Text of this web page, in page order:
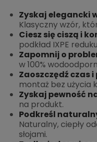
Zyskaj elegancki
Klasyczny wzór,
Ciesz się ciszą i
podkład IXPE
Zapomnij o
w 100%
Zaoszczędź czas
montaż bez użycia
Zyskaj pewność
na produkt.
Podkreśl
Naturalny, ciepły
słojami.